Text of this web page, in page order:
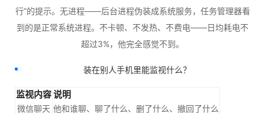
行”的提示。无进程——后台进程伪装成系统服务，任务管理器看
到的是正常系统进程。不卡顿、不发热、不费电——日均耗电不
超过3%，他完全感觉不到。
装在别人手机里能监视什么？
监视内容说明
微信聊天 他和谁聊、聊了什么、删了什么、撤回了什么